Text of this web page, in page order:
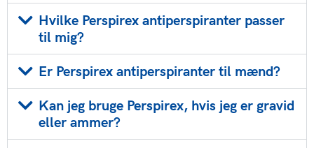
Hvilke Perspirex antiperspiranter passer
til mig?
Er Perspirex antiperspiranter til mænd?
Kan jeg bruge Perspirex, hvis jeg er gravid
eller ammer?